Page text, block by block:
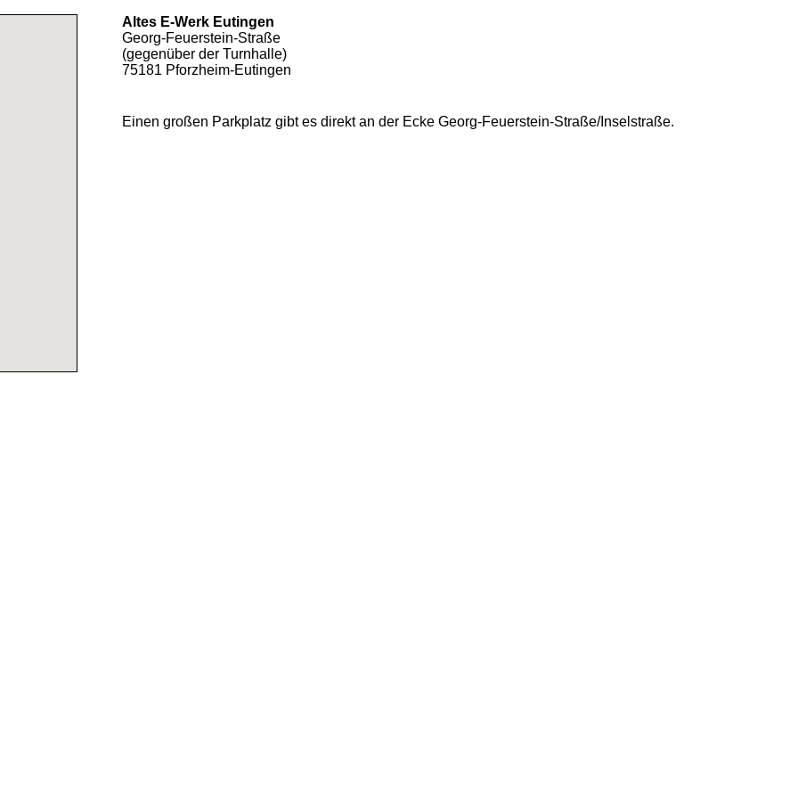
Altes E-Werk Eutingen
Georg-Feuerstein-Straße
(gegenüber der Turnhalle)
75181 Pforzheim-Eutingen
Einen großen Parkplatz gibt es direkt an der Ecke Georg-Feuerstein-Straße/Inselstraße.